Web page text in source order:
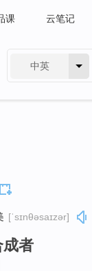
课 云笔记
中英
[ˈsɪnθəsaɪzər]
者